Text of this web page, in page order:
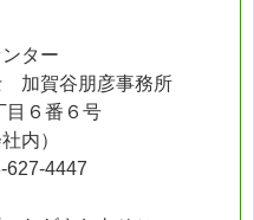
ター
加賀谷朋彦事務所
目６番６号
内）
4447